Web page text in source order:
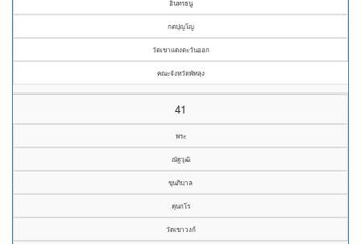
อินทรธนู
กตปุญโญ
วัดเขาแดงตะวันออก
คณะจังหวัดพัทลุง
41
พระ
ณัฐวุฒิ
ขุนภิบาล
คุนกโร
วัดเขาวงก์